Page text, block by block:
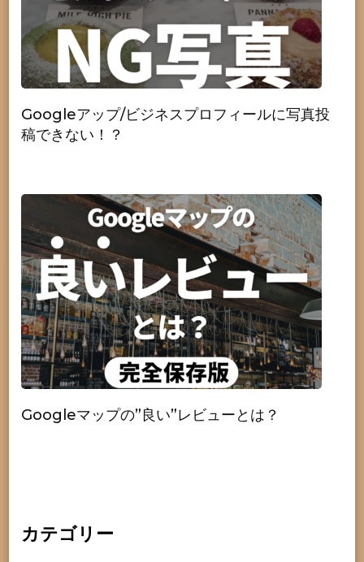
Googleアップ/ビジネスプロフィールに写真投
稿できない！？
Googleマップの”良い”レビューとは？
カテゴリー